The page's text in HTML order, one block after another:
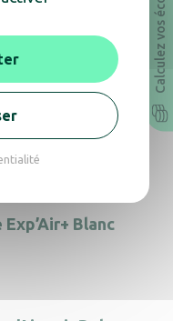
gris métallisé
Blanc